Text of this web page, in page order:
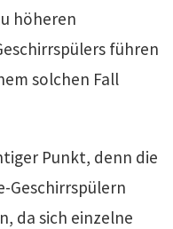
höheren
führen
solchen Fall
Punkt, denn die
Geschirrspülern
da sich einzelne